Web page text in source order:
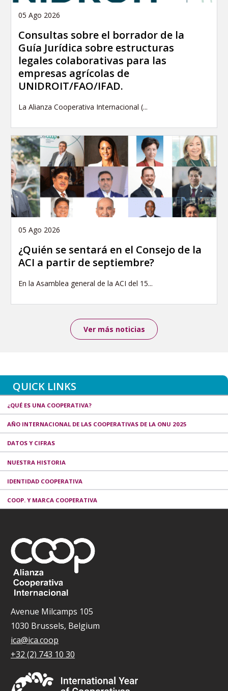
05 Ago 2026
Consultas sobre el borrador de la
Guía Jurídica sobre estructuras
legales colaborativas para las
empresas agrícolas de
UNIDROIT/FAO/IFAD.
La Alianza Cooperativa Internacional (...
05 Ago 2026
¿Quién se sentará en el Consejo de la
ACI a partir de septiembre?
En la Asamblea general de la ACI del 15...
Ver más noticias
QUICK LINKS
¿QUÉ ES UNA COOPERATIVA?
AÑO INTERNACIONAL DE LAS COOPERATIVAS DE LA ONU 2025
DATOS Y CIFRAS
NUESTRA HISTORIA
IDENTIDAD COOPERATIVA
COOP. Y MARCA COOPERATIVA
Avenue Milcamps 105
1030 Brussels, Belgium
ica@ica.coop
+32 (2) 743 10 30